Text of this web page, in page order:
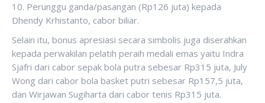
10. Perunggu ganda/pasangan (Rp126 juta) kepada
Dhendy Krhistanto, cabor biliar.
Selain itu, bonus apresiasi secara simbolis juga diserahkan
kepada perwakilan pelatih peraih medali emas yaitu Indra
Sjafri dari cabor sepak bola putra sebesar Rp315 juta, July
Wong dari cabor bola basket putri sebesar Rp157,5 juta,
dan Wirjawan Sugiharta dari cabor tenis Rp315 juta.